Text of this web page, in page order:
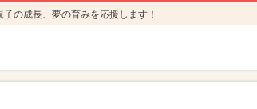
の成長、夢の育みを応援します！